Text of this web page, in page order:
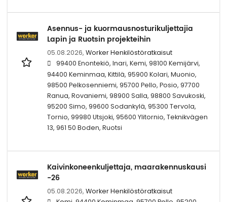
Asennus- ja kuormausnosturikuljettajia
Lapin ja Ruotsin projekteihin
05.08.2026, Worker Henkilöstöratkaisut
99400 Enontekiö, Inari, Kemi, 98100 Kemijärvi,
94400 Keminmaa, Kittilä, 95900 Kolari, Muonio,
98500 Pelkosenniemi, 95700 Pello, Posio, 97700
Ranua, Rovaniemi, 98900 Salla, 98800 Savukoski,
95200 Simo, 99600 Sodankylä, 95300 Tervola,
Tornio, 99980 Utsjoki, 95600 Ylitornio, Teknikvägen
13, 961 50 Boden, Ruotsi
Kaivinkoneenkuljettaja, maarakennuskausi
-26
05.08.2026, Worker Henkilöstöratkaisut